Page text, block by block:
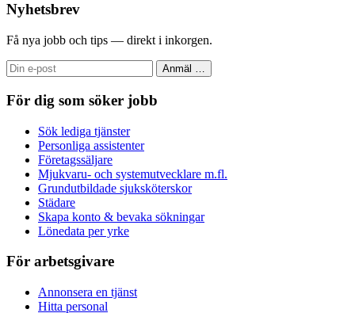
Nyhetsbrev
Få nya jobb och tips — direkt i inkorgen.
Anmäl …
För dig som söker jobb
Sök lediga tjänster
Personliga assistenter
Företagssäljare
Mjukvaru- och systemutvecklare m.fl.
Grundutbildade sjuksköterskor
Städare
Skapa konto & bevaka sökningar
Lönedata per yrke
För arbetsgivare
Annonsera en tjänst
Hitta personal